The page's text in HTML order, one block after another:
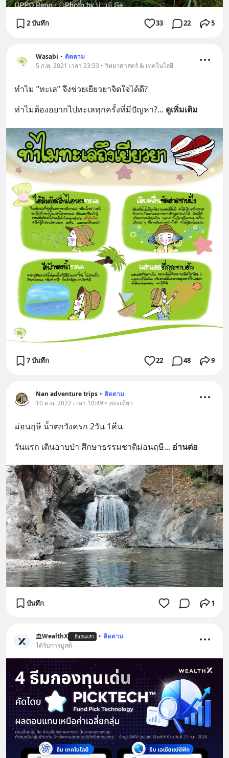
2 บันทึก 33 22 5
Wasabi • ติดตาม
5 ก.พ. 2021 เวลา 23:33 • วิทยาศาสตร์ & เทคโนโลยี
ทำไม ”ทะเล” จึงช่วยเยียวยาจิตใจได้ดี?
ทำไมต้องอยากไปทะเลทุกครั้งที่มีปัญหา?... ดูเพิ่มเติม
7 บันทึก 22 48 9
Nan adventure trips • ติดตาม
10 ต.ค. 2022 เวลา 10:49 • ท่องเที่ยว
ม่อนฤษี น้ำตกวังครก 2วัน 1คืน
วันแรก เดินอาบป่า ศึกษาธรรมชาติม่อนฤษี... อ่านต่อ
บันทึก 1
WealthX ยืนยันแล้ว • ติดตาม
ได้รับการบูสต์